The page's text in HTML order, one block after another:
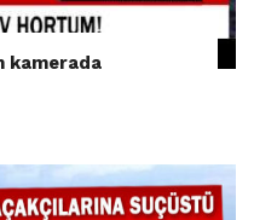
kamerada